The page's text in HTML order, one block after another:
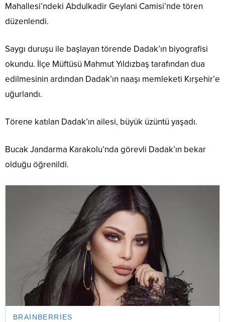
Mahallesi’ndeki Abdulkadir Geylani Camisi’nde tören
düzenlendi.
Saygı duruşu ile başlayan törende Dadak’ın biyografisi
okundu. İlçe Müftüsü Mahmut Yıldızbaş tarafından dua
edilmesinin ardından Dadak’ın naaşı memleketi Kırşehir’e
uğurlandı.
Törene katılan Dadak’ın ailesi, büyük üzüntü yaşadı.
Bucak Jandarma Karakolu’nda görevli Dadak’ın bekar
olduğu öğrenildi.